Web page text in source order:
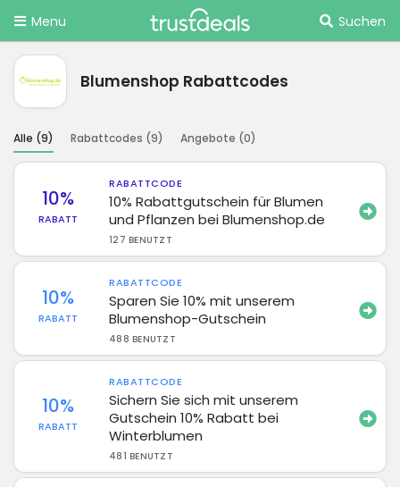
Menu Suchen
Blumenshop Rabattcodes
Alle (9) Rabattcodes (9) Angebote (0)
10%
RABATT
RABATTCODE
10% Rabattgutschein für Blumen
und Pflanzen bei Blumenshop.de
127 BENUTZT
10%
RABATT
RABATTCODE
Sparen Sie 10% mit unserem
Blumenshop-Gutschein
488 BENUTZT
10%
RABATT
RABATTCODE
Sichern Sie sich mit unserem
Gutschein 10% Rabatt bei
Winterblumen
481 BENUTZT